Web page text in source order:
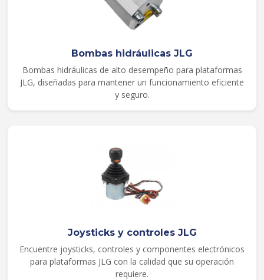
Bombas hidráulicas JLG
Bombas hidráulicas de alto desempeño para plataformas
JLG, diseñadas para mantener un funcionamiento eficiente
y seguro.
Joysticks y controles JLG
Encuentre joysticks, controles y componentes electrónicos
para plataformas JLG con la calidad que su operación
requiere.